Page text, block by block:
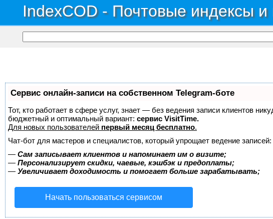
IndexCOD - Почтовые индексы
Сервис онлайн-записи на собственном Telegram-боте
Тот, кто работает в сфере услуг, знает — без ведения записи клиентов
бюджетный и оптимальный вариант: сервис VisitTime.
Для новых пользователей первый месяц бесплатно.
Чат-бот для мастеров и специалистов, который упрощает ведение записей:
— Сам записывает клиентов и напоминает им о визите;
— Персонализирует скидки, чаевые, кэшбэк и предоплаты;
— Увеличивает доходимость и помогает больше зарабатывать;
Начать пользоваться сервисом